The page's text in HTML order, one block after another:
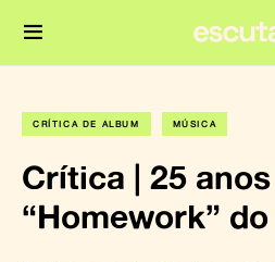
CRÍTICA DE ÁLBUM MÚSICA
Crítica | 25
“Homework”